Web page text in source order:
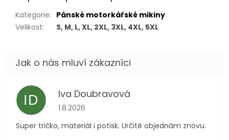
Kategorie: Pánské motorkářské mikiny
Velikost: S, M, L, XL, 2XL, 3XL, 4XL, 5XL
ID Iva Doubravová
Hodnocení obchodu je 5 z 5 hvězdiček.
1.8.2026
Super tričko, materiál i potisk. Určitě objednám znovu.